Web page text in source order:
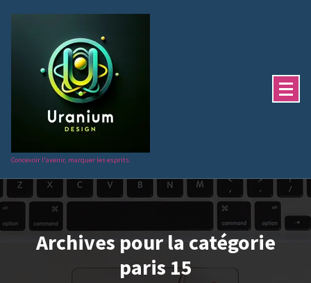
Concevoir l'avenir, marquer les esprits.
Archives pour la catégorie
paris 15